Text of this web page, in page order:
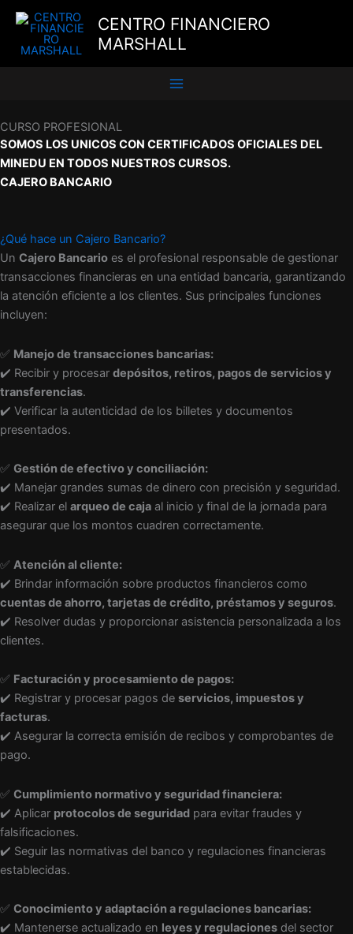
contenido
CENTRO FINANCIERO
MARSHALL
CURSO PROFESIONAL
SOMOS LOS UNICOS CON CERTIFICADOS OFICIALES DEL
MINEDU EN TODOS NUESTROS CURSOS.
CAJERO BANCARIO
¿Qué hace un Cajero Bancario?
Un Cajero Bancario es el profesional responsable de gestionar
transacciones financieras en una entidad bancaria, garantizando
la atención eficiente a los clientes. Sus principales funciones
incluyen:
✅ Manejo de transacciones bancarias:
✔️ Recibir y procesar depósitos, retiros, pagos de servicios y
transferencias.
✔️ Verificar la autenticidad de los billetes y documentos
presentados.
✅ Gestión de efectivo y conciliación:
✔️ Manejar grandes sumas de dinero con precisión y seguridad.
✔️ Realizar el arqueo de caja al inicio y final de la jornada para
asegurar que los montos cuadren correctamente.
✅ Atención al cliente:
✔️ Brindar información sobre productos financieros como
cuentas de ahorro, tarjetas de crédito, préstamos y seguros.
✔️ Resolver dudas y proporcionar asistencia personalizada a los
clientes.
✅ Facturación y procesamiento de pagos:
✔️ Registrar y procesar pagos de servicios, impuestos y
facturas.
✔️ Asegurar la correcta emisión de recibos y comprobantes de
pago.
✅ Cumplimiento normativo y seguridad financiera:
✔️ Aplicar protocolos de seguridad para evitar fraudes y
falsificaciones.
✔️ Seguir las normativas del banco y regulaciones financieras
establecidas.
✅ Conocimiento y adaptación a regulaciones bancarias:
✔️ Mantenerse actualizado en leyes y regulaciones del sector